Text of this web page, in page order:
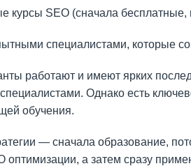
курсы SEO (сначала
специалистами, которые
работают и имеют ярких
Однако есть
обучения.
— сначала образование,
а затем сразу